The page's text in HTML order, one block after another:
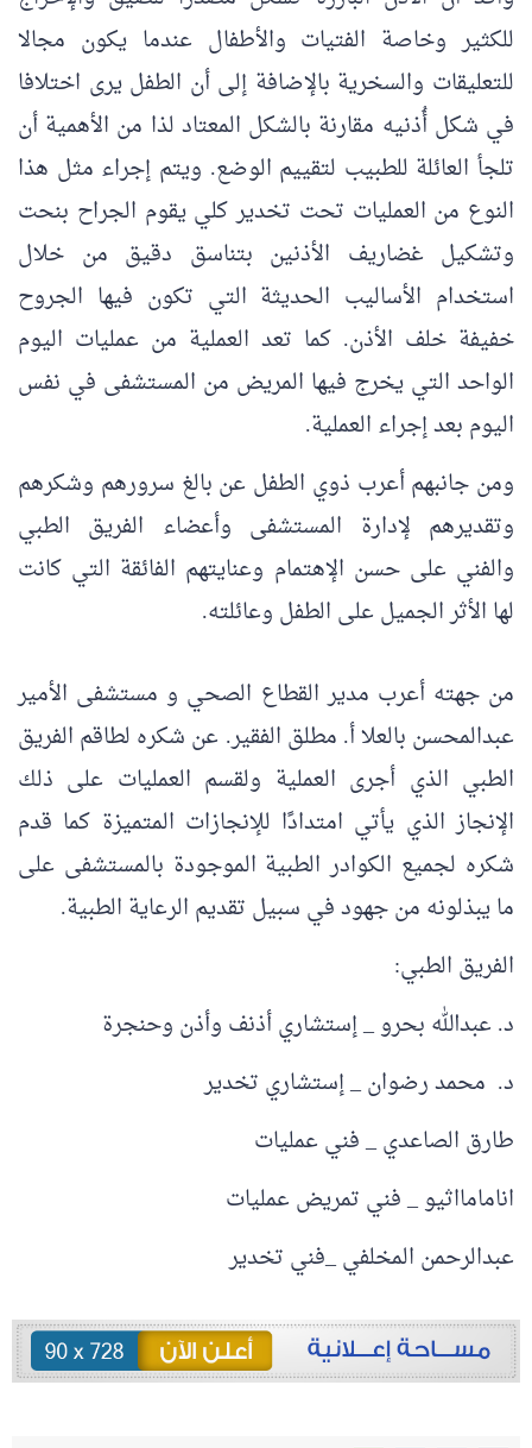
للكثير وخاصة الفتيات والأطفال عندما يكون مجالا
للتعليقات والسخرية بالإضافة إلى أن الطفل يرى اختلافا
في شكل أُذنيه مقارنة بالشكل المعتاد لذا من الأهمية أن
تلجأ العائلة للطبيب لتقييم الوضع. ويتم إجراء مثل هذا
النوع من العمليات تحت تخدير كلي يقوم الجراح بنحت
وتشكيل غضاريف الأذنين بتناسق دقيق من خلال
استخدام الأساليب الحديثة التي تكون فيها الجروح
خفيفة خلف الأذن. كما تعد العملية من عمليات اليوم
الواحد التي يخرج فيها المريض من المستشفى في نفس
اليوم بعد إجراء العملية.
ومن جانبهم أعرب ذوي الطفل عن بالغ سرورهم وشكرهم
وتقديرهم لإدارة المستشفى وأعضاء الفريق الطبي
والفني على حسن الإهتمام وعنايتهم الفائقة التي كانت
لها الأثر الجميل على الطفل وعائلته.
من جهته أعرب مدير القطاع الصحي و مستشفى الأمير
عبدالمحسن بالعلا أ. مطلق الفقير. عن شكره لطاقم الفريق
الطبي الذي أجرى العملية ولقسم العمليات على ذلك
الإنجاز الذي يأتي امتدادًا للإنجازات المتميزة كما قدم
شكره لجميع الكوادر الطبية الموجودة بالمستشفى على
ما يبذلونه من جهود في سبيل تقديم الرعاية الطبية.
الفريق الطبي:
د. عبدالله بحرو _ إستشاري أذنف وأذن وحنجرة
د. محمد رضوان _ إستشاري تخدير
طارق الصاعدي _ فني عمليات
انامامااثيو _ فني تمريض عمليات
عبدالرحمن المخلفي _فني تخدير